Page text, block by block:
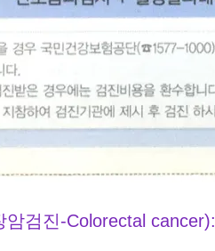
검진-Colorectal cancer):